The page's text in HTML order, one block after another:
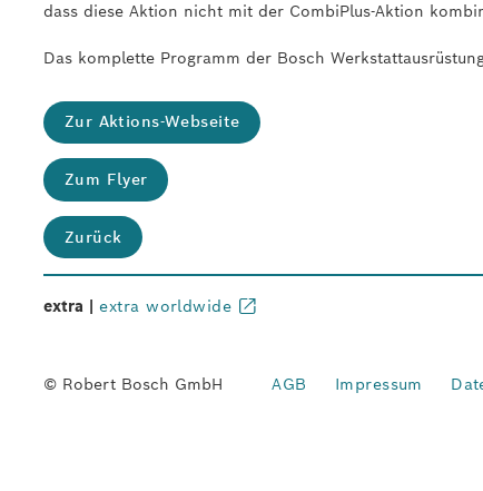
dass diese Aktion nicht mit der CombiPlus-Aktion
Das komplette Programm der Bosch
Zur Aktions-Webseite
Zum Flyer
Zurück
extra |extra worldwide
© Robert Bosch GmbH AGB Impressum